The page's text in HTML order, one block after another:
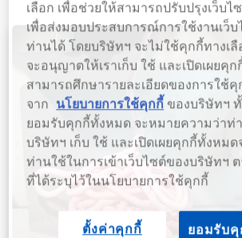
เลือก เพื่อช่วยให้สามารถปรับปรุงเว็บไ
เพื่อส่งมอบประสบการณ์การใช้งานเว็
ท่านได้ โดยบริษัทฯ จะไม่ใช้คุกกี้ทางเ
จะอนุญาตให้เราเก็บ ใช้ และเปิดเผยคุ
สามารถศึกษารายละเอียดของการใช้คุ
จาก
นโยบายการใช้คุกกี้ ของบริษัทฯ
ยอมรับคุกกี้ทั้งหมด จะหมายความว่าท่
บริษัทฯ เก็บ ใช้ และเปิดเผยคุกกี้ทั้งหม
ท่านใช้ในการเข้าเว็บไซต์ของบริษัทฯ
ที่ได้ระบุไว้ในนโยบายการใช้คุกกี้
ยอมรับ
ตั้งค่าคุกกี้